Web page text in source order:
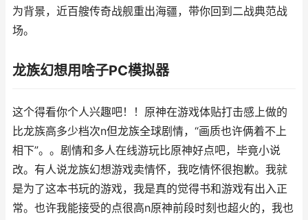
为背景，近百艘传奇战舰重出海疆，带你回到二战典范战
场。
龙族幻想用啥子PC模拟器
这个得看你个人兴趣吧！！原神在游戏体贴打击感上做的
比龙族高多少档次n但龙族全球剧情，“画质也许俩着不上
相下”。。剧情和多人在线游玩比原神好点吧，毕竟小说
改。有人说龙族幻想游戏卖情怀，我吃情怀很抱歉。我就
是为了这本书玩的游戏，我是真的觉得书和游戏有出入正
常。也许我能接受的点很高n原神前段时刻也超火的，我也